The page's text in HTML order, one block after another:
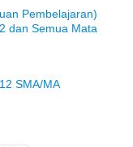
Pembelajaran)
dan Semua Mata
SMA/MA